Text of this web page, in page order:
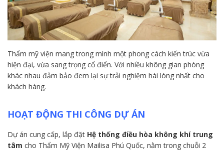
Thẩm mỹ viện mang trong mình một phong cách kiến trúc vừa
hiện đại, vừa sang trọng cổ điển. Với nhiều không gian phòng
khác nhau đảm bảo đem lại sự trải nghiệm hài lòng nhất cho
khách hàng.
HOẠT ĐỘNG THI CÔNG DỰ ÁN
Dự án cung cấp, lắp đặt Hệ thống điều hòa không khí trung
tâm cho Thẩm Mỹ Viện Mailisa Phú Quốc, nằm trong chuỗi 2